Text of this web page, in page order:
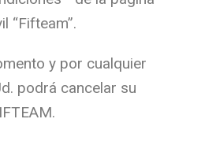
“Fifteam”.
y por cualquier
podrá cancelar su